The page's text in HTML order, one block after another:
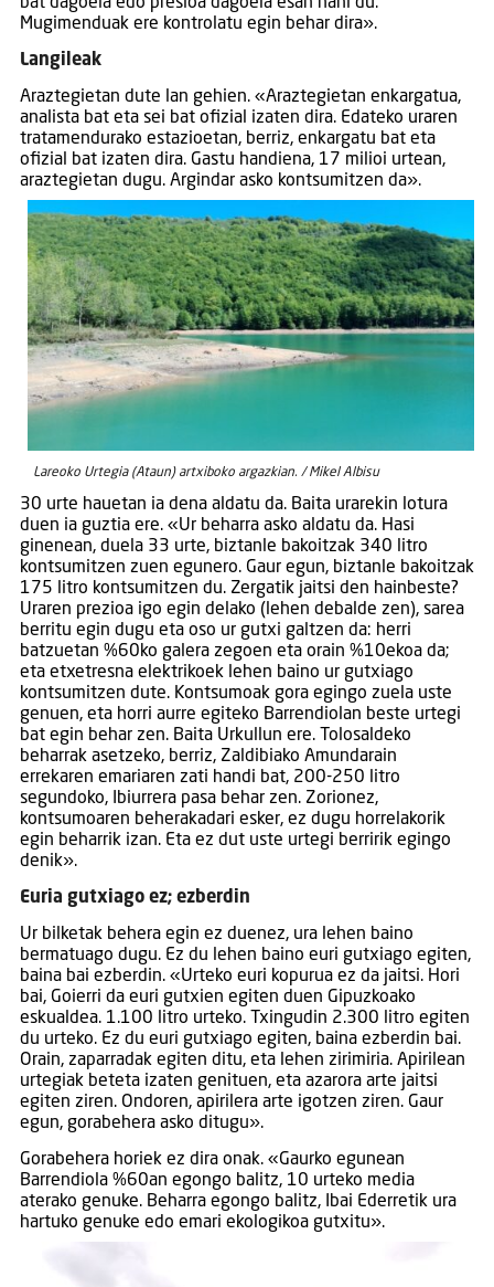
Mugimenduak ere kontrolatu egin behar dira».
Langileak
Araztegietan dute lan gehien. «Araztegietan enkargatua,
analista bat eta sei bat ofizial izaten dira. Edateko uraren
tratamendurako estazioetan, berriz, enkargatu bat eta
ofizial bat izaten dira. Gastu handiena, 17 milioi urtean,
araztegietan dugu. Argindar asko kontsumitzen da».
Lareoko Urtegia (Ataun) artxiboko argazkian. / Mikel Albisu
30 urte hauetan ia dena aldatu da. Baita urarekin lotura
duen ia guztia ere. «Ur beharra asko aldatu da. Hasi
ginenean, duela 33 urte, biztanle bakoitzak 340 litro
kontsumitzen zuen egunero. Gaur egun, biztanle bakoitzak
175 litro kontsumitzen du. Zergatik jaitsi den hainbeste?
Uraren prezioa igo egin delako (lehen debalde zen), sarea
berritu egin dugu eta oso ur gutxi galtzen da: herri
batzuetan %60ko galera zegoen eta orain %10ekoa da;
eta etxetresna elektrikoek lehen baino ur gutxiago
kontsumitzen dute. Kontsumoak gora egingo zuela uste
genuen, eta horri aurre egiteko Barrendiolan beste urtegi
bat egin behar zen. Baita Urkullun ere. Tolosaldeko
beharrak asetzeko, berriz, Zaldibiako Amundarain
errekaren emariaren zati handi bat, 200-250 litro
segundoko, Ibiurrera pasa behar zen. Zorionez,
kontsumoaren beherakadari esker, ez dugu horrelakorik
egin beharrik izan. Eta ez dut uste urtegi berririk egingo
denik».
Euria gutxiago ez; ezberdin
Ur bilketak behera egin ez duenez, ura lehen baino
bermatuago dugu. Ez du lehen baino euri gutxiago egiten,
baina bai ezberdin. «Urteko euri kopurua ez da jaitsi. Hori
bai, Goierri da euri gutxien egiten duen Gipuzkoako
eskualdea. 1.100 litro urteko. Txingudin 2.300 litro egiten
du urteko. Ez du euri gutxiago egiten, baina ezberdin bai.
Orain, zaparradak egiten ditu, eta lehen zirimiria. Apirilean
urtegiak beteta izaten genituen, eta azarora arte jaitsi
egiten ziren. Ondoren, apirilera arte igotzen ziren. Gaur
egun, gorabehera asko ditugu».
Gorabehera horiek ez dira onak. «Gaurko egunean
Barrendiola %60an egongo balitz, 10 urteko media
aterako genuke. Beharra egongo balitz, Ibai Ederretik ura
hartuko genuke edo emari ekologikoa gutxitu».